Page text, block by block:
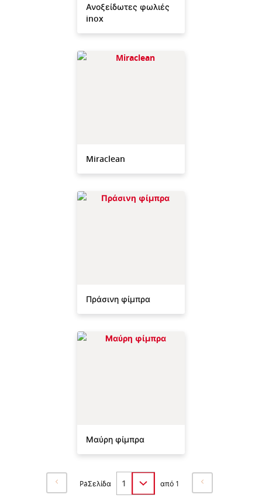
Ανοξείδωτες φωλιές
inox
Miraclean
Πράσινη φίμπρα
Μαύρη φίμπρα
PáΣελίδα από 1